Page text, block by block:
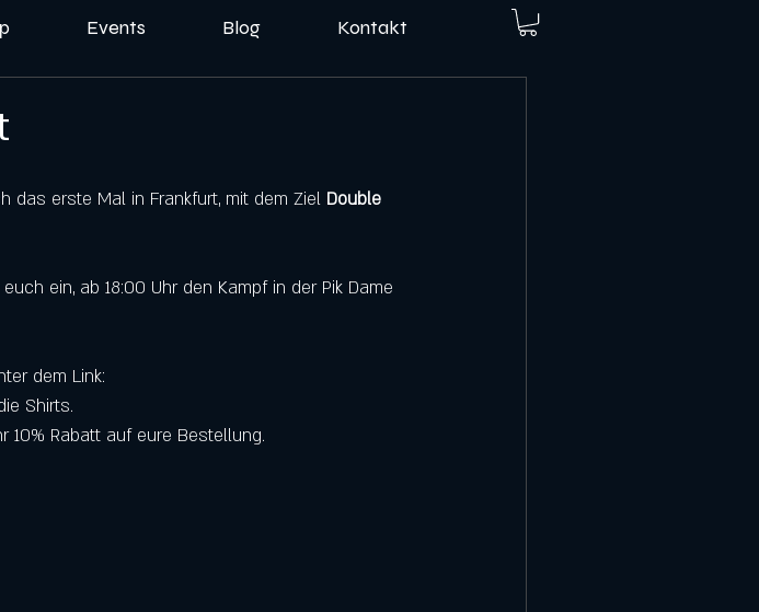
Events Blog Kontakt
das erste Mal in Frankfurt, mit dem Ziel Double
ein, ab 18:00 Uhr den Kampf in der Pik Dame
dem Link:
Shirts.
10% Rabatt auf eure Bestellung.